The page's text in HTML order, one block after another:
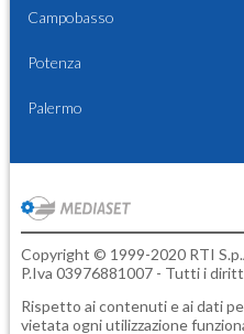
Campobasso
Potenza
Palermo
Copyright © 1999-2020 RTI
P.Iva 03976881007 - Tutti i
Rispetto ai contenuti e ai dati
vietata ogni utilizzazione